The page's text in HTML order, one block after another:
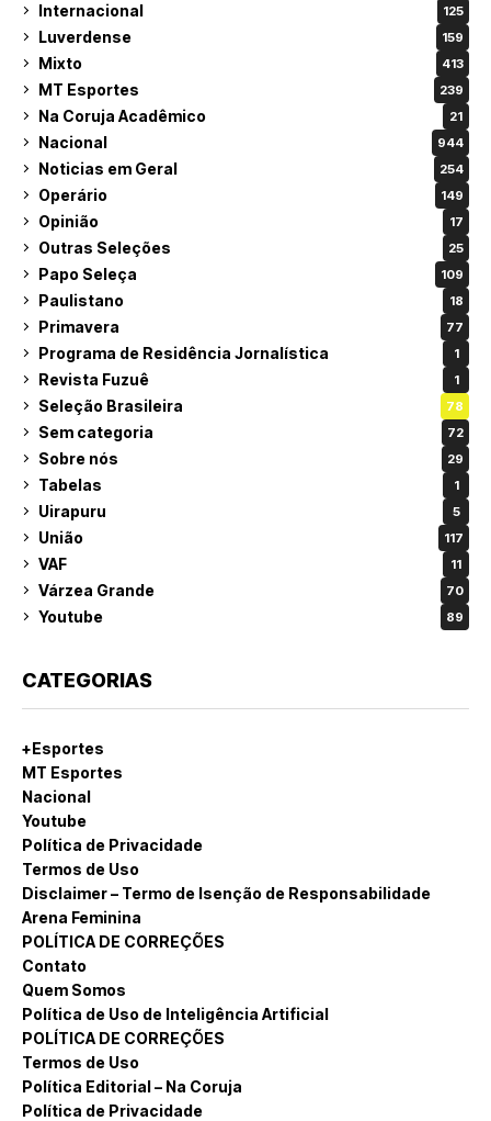
Internacional 125
Luverdense 159
Mixto 413
MT Esportes 239
Na Coruja Acadêmico 21
Nacional 944
Noticias em Geral 254
Operário 149
Opinião 17
Outras Seleções 25
Papo Seleça 109
Paulistano 18
Primavera 77
Programa de Residência Jornalística 1
Revista Fuzuê 1
Seleção Brasileira 78
Sem categoria 72
Sobre nós 29
Tabelas 1
Uirapuru 5
União 117
VAF 11
Várzea Grande 70
Youtube 89
CATEGORIAS
+Esportes
MT Esportes
Nacional
Youtube
Política de Privacidade
Termos de Uso
Disclaimer – Termo de Isenção de Responsabilidade
Arena Feminina
POLÍTICA DE CORREÇÕES
Contato
Quem Somos
Política de Uso de Inteligência Artificial
POLÍTICA DE CORREÇÕES
Termos de Uso
Política Editorial – Na Coruja
Política de Privacidade